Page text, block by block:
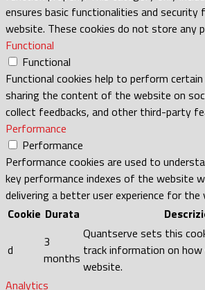
ensures basic functionalities and
website. These cookies do not store any
Functional
Functional
Functional cookies help to perform
sharing the content of the website on
collect feedbacks, and other third-party
Performance
Performance
Performance cookies are used to
key performance indexes of the website
delivering a better user experience for the
Cookie Durata
d
3
months
Quantserve sets this
track information on
website.
Analytics